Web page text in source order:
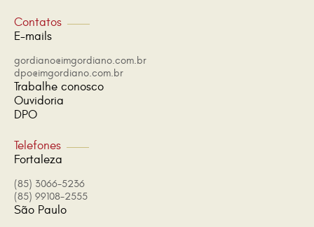
Contatos
E-mails
gordiano@imgordiano.com.br
dpo@imgordiano.com.br
Trabalhe conosco
Ouvidoria
DPO
Telefones
Fortaleza
(85) 3066-5236
(85) 99108-2555
São Paulo